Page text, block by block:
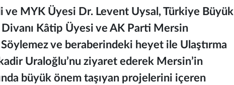
MYK Üyesi Dr. Levent Uysal, Türkiye Büyük
Kâtip Üyesi ve AK Parti Mersin
ve beraberindeki heyet ile Ulaştırma
Uraloğlu’nu ziyaret ederek Mersin’in
büyük önem taşıyan projelerini içeren